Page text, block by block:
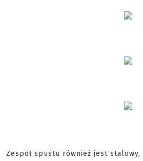
Zespół spustu również jest stalowy,